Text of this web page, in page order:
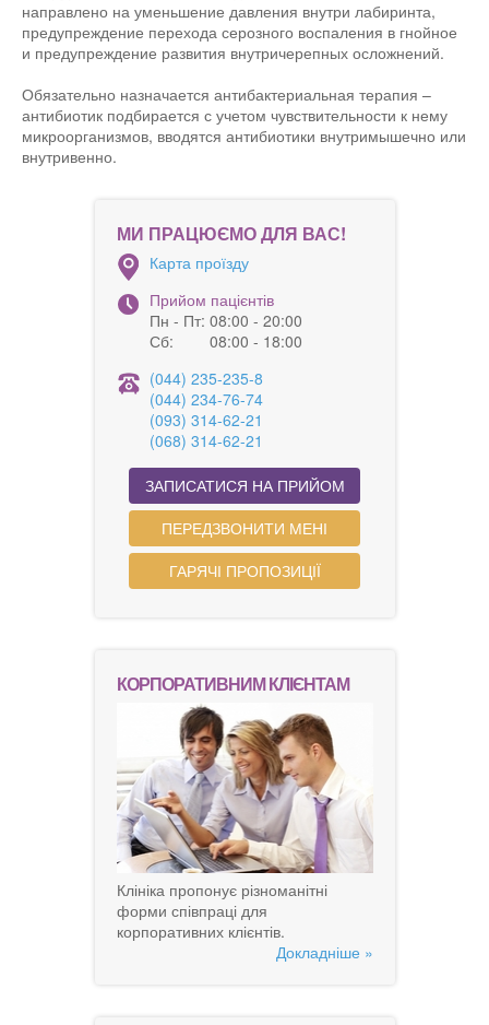
направлено на уменьшение давления внутри лабиринта,
предупреждение перехода серозного воспаления в гнойное
и предупреждение развития внутричерепных осложнений.
Обязательно назначается антибактериальная терапия –
антибиотик подбирается с учетом чувствительности к нему
микроорганизмов, вводятся антибиотики внутримышечно или
внутривенно.
МИ ПРАЦЮЄМО ДЛЯ ВАС!
Карта проїзду
Прийом пацієнтів
Пн - Пт: 08:00 - 20:00
Сб:
08:00 - 18:00
(044) 235-235-8
(044) 234-76-74
(093) 314-62-21
(068) 314-62-21
ЗАПИСАТИСЯ НА ПРИЙОМ
ПЕРЕДЗВОНИТИ МЕНІ
ГАРЯЧІ ПРОПОЗИЦІЇ
КОРПОРАТИВНИМ КЛІЄНТАМ
Клініка пропонує різноманітні
форми співпраці для
корпоративних клієнтів.
Докладніше »